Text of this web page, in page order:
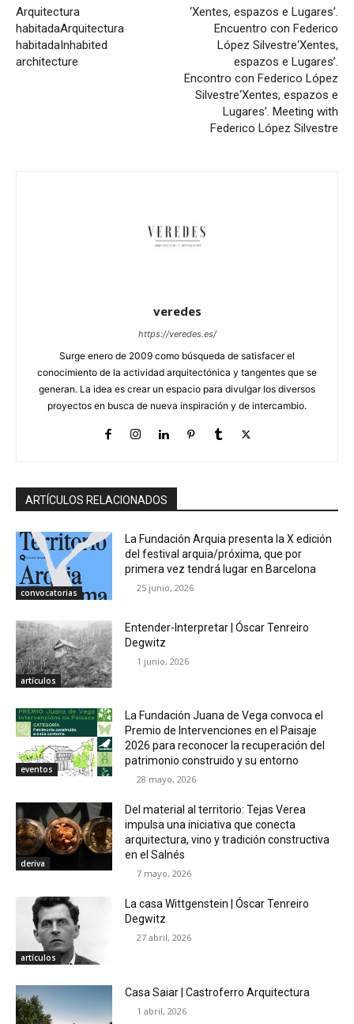
Arquitectura
habitadaArquitectura
habitadaInhabited
architecture
‘Xentes, espazos e Lugares’.
Encuentro con Federico
López Silvestre‘Xentes,
espazos e Lugares’.
Encontro con Federico López
Silvestre‘Xentes, espazos e
Lugares’. Meeting with
Federico López Silvestre
veredes
https://veredes.es/
Surge enero de 2009 como búsqueda de satisfacer el
conocimiento de la actividad arquitectónica y tangentes que se
generan. La idea es crear un espacio para divulgar los diversos
proyectos en busca de nueva inspiración y de intercambio.
ARTÍCULOS RELACIONADOS
convocatorias
La Fundación Arquia presenta la X edición
del festival arquia/próxima, que por
primera vez tendrá lugar en Barcelona
25 junio, 2026
artículos
Entender-Interpretar | Óscar Tenreiro
Degwitz
1 junio, 2026
eventos
La Fundación Juana de Vega convoca el
Premio de Intervenciones en el Paisaje
2026 para reconocer la recuperación del
patrimonio construido y su entorno
28 mayo, 2026
deriva
Del material al territorio: Tejas Verea
impulsa una iniciativa que conecta
arquitectura, vino y tradición constructiva
en el Salnés
7 mayo, 2026
artículos
La casa Wittgenstein | Óscar Tenreiro
Degwitz
27 abril, 2026
Casa Saiar | Castroferro Arquitectura
1 abril, 2026